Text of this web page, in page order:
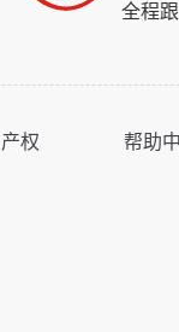
全程
权 帮助